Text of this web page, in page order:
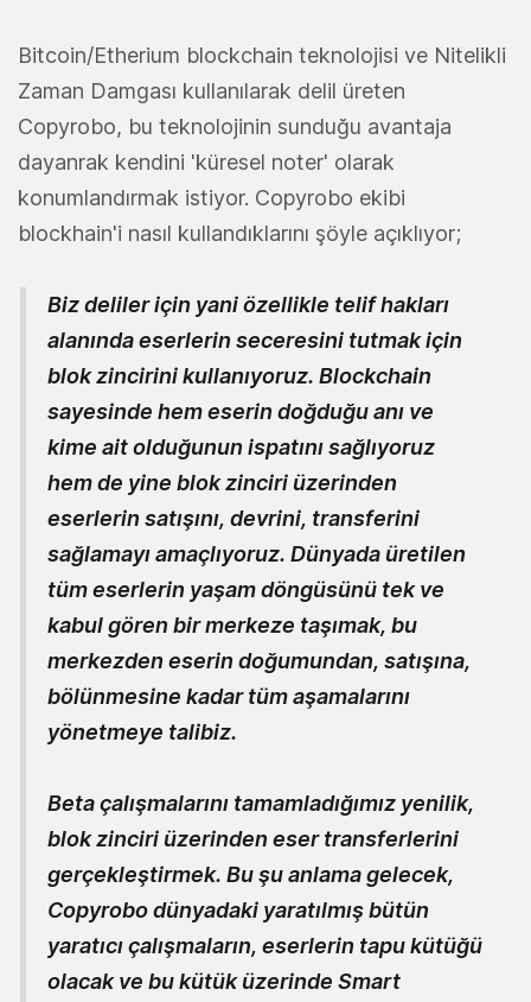
Bitcoin/Etherium blockchain teknolojisi ve Nitelikli
Zaman Damgası kullanılarak delil üreten
Copyrobo, bu teknolojinin sunduğu avantaja
dayanrak kendini 'küresel noter' olarak
konumlandırmak istiyor. Copyrobo ekibi
blockhain'i nasıl kullandıklarını şöyle açıklıyor;
Biz deliler için yani özellikle telif hakları
alanında eserlerin seceresini tutmak için
blok zincirini kullanıyoruz. Blockchain
sayesinde hem eserin doğduğu anı ve
kime ait olduğunun ispatını sağlıyoruz
hem de yine blok zinciri üzerinden
eserlerin satışını, devrini, transferini
sağlamayı amaçlıyoruz. Dünyada üretilen
tüm eserlerin yaşam döngüsünü tek ve
kabul gören bir merkeze taşımak, bu
merkezden eserin doğumundan, satışına,
bölünmesine kadar tüm aşamalarını
yönetmeye talibiz.
Beta çalışmalarını tamamladığımız yenilik,
blok zinciri üzerinden eser transferlerini
gerçekleştirmek. Bu şu anlama gelecek,
Copyrobo dünyadaki yaratılmış bütün
yaratıcı çalışmaların, eserlerin tapu kütüğü
olacak ve bu kütük üzerinde Smart